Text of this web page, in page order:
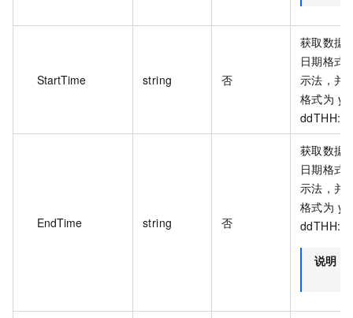
StartTime string 否
获取数据
日期格式
示法，并
格式为
EndTime string 否
获取数据
日期格式
示法，并
格式为
说明